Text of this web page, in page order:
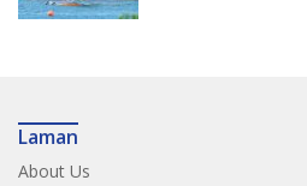
Laman
About Us